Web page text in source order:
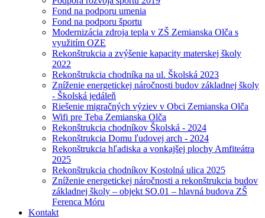
Fond na podporu umenia
Fond na podporu športu
Modernizácia zdroja tepla v ZŠ Zemianska Olča s
využitím OZE
Rekonštrukcia a zvýšenie kapacity materskej školy
2022
Rekonštrukcia chodníka na ul. Školská 2023
Zníženie energetickej náročnosti budov základnej školy
- Školská jedáleň
Riešenie migračných výziev v Obci Zemianska Olča
Wifi pre Teba Zemianska Olča
Rekonštrukcia chodníkov Školská - 2024
Rekonštrukcia Domu ľudovej arch - 2024
Rekonštrukcia hľadiska a vonkajšej plochy Amfiteátra
2025
Rekonštrukcia chodníkov Kostolná ulica 2025
Zníženie energetickej náročnosti a rekonštrukcia budov
základnej školy – objekt SO.01 – hlavná budova ZŠ
Ferenca Móru
Kontakt